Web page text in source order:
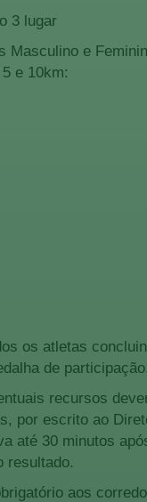
3 lugar
Masculino e
e 10km:
os atletas
de participação.
recursos
por escrito ao
até 30 minutos
resultado.
aos